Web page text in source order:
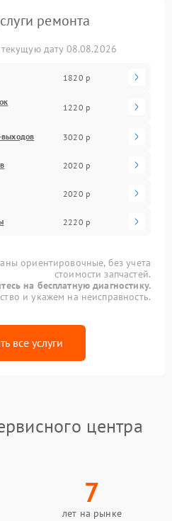
ремонта
дату 08.08.2026
1820 р
1220 р
выходов 3020 р
2020 р
2020 р
2220 р
ориентировочные, без учета
стоимости запчастей.
на бесплатную диагностику.
и укажем на неисправность.
все услуги
центра
7
лет на рынке